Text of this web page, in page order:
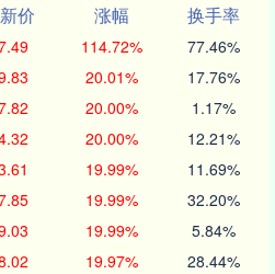
价 涨幅
换手率
114.72% 77.46%
20.01% 17.76%
20.00% 1.17%
20.00% 12.21%
19.99% 11.69%
19.99% 32.20%
19.99% 5.84%
19.97% 28.44%